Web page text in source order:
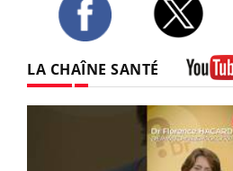
LA CHAÎNE SANTÉ